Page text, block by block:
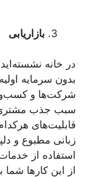
بازاریابی
در خانه
بدون سرمایه
شرکت‌ها و
سبب جذب مشتری
قابلیت‌های
زبانی مطبوع و
استفاده از
از این کارها